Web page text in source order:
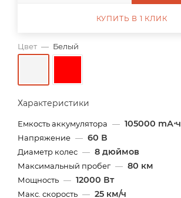
Цвет — Белый
Характеристики
Емкость аккумулятора — 105000 mА⋅ч
Напряжение — 60 В
Диаметр колес — 8 дюймов
Максимальный пробег — 80 км
Мощность — 12000 Вт
Макс. скорость — 25 км/ч
КУПИТЬ В 1 КЛИК